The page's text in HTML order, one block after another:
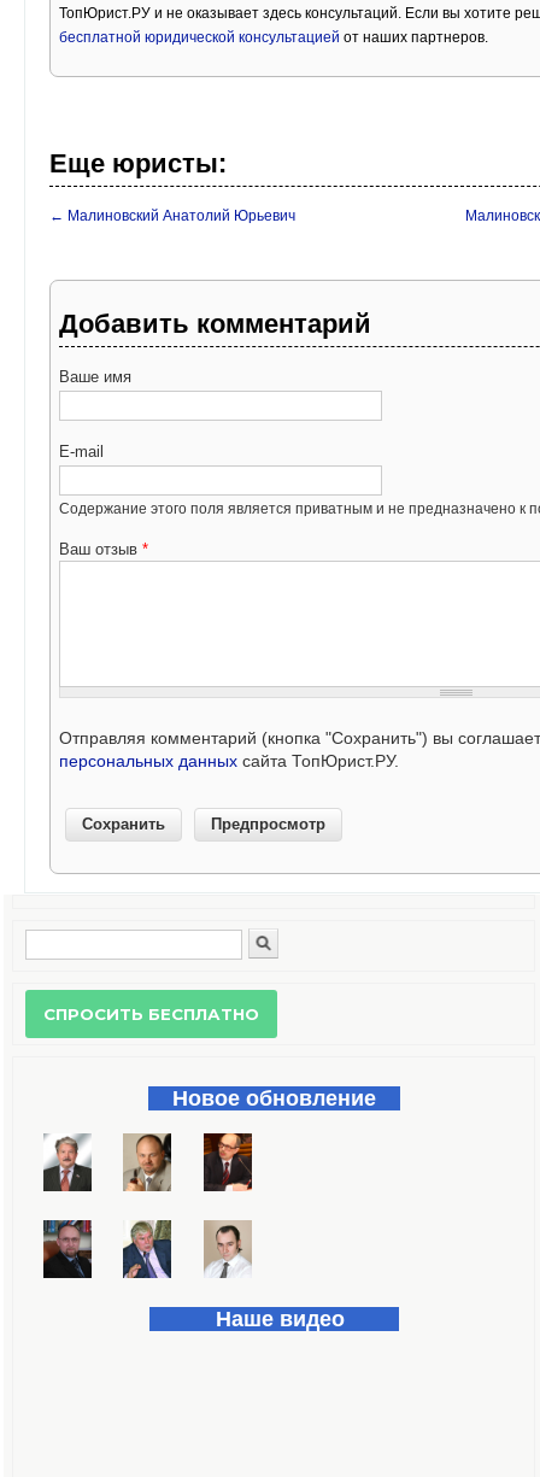
ТопЮрист.РУ и не оказывает здесь консультаций. Если вы хотите
бесплатной юридической консультацией от наших партнеров.
Еще юристы:
← Малиновский Анатолий Юрьевич
Добавить комментарий
Ваше имя
E-mail
Содержание этого поля является приватным и не предназначено к
Ваш отзыв *
Отправляя комментарий (кнопка "Сохранить") вы
персональных данных сайта ТопЮрист.РУ.
Форма поиска
Новое обновление
Наше видео